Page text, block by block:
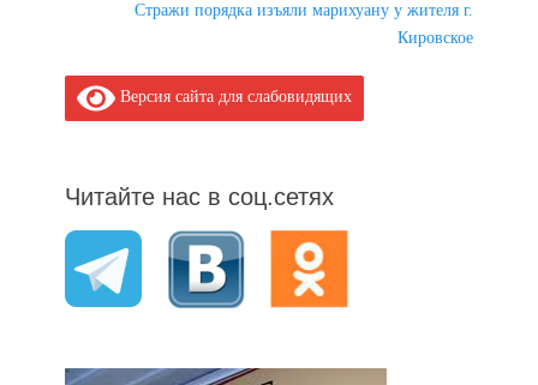
Стражи порядка изъяли марихуану у жителя г.
Кировское
Версия сайта для слабовидящих
Читайте нас в соц.сетях